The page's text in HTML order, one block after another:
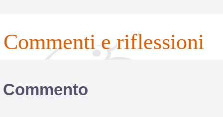
commenti e riflessioni
Commento